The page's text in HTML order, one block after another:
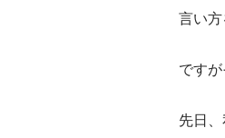
言い方
です
先日